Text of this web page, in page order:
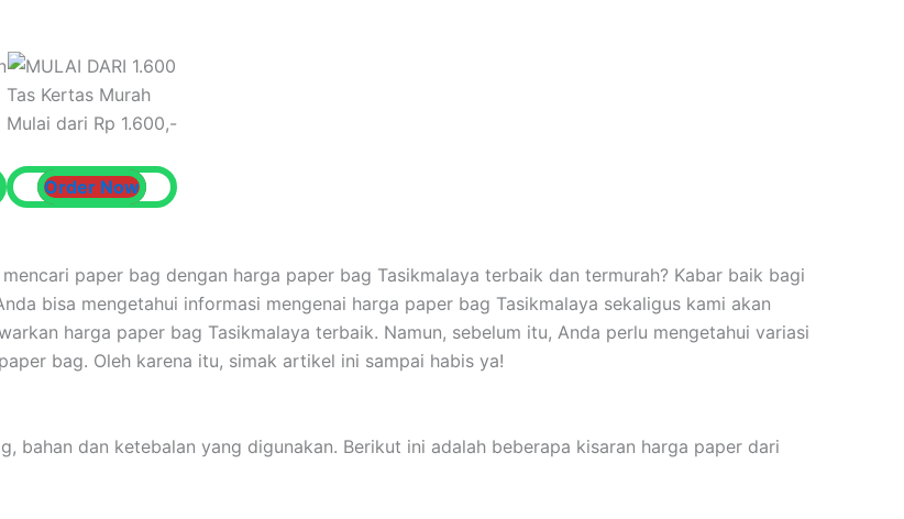
Tas Kertas Murah
Mulai dari Rp 1.600,-
Order Now
paper bag dengan harga paper bag Tasikmalaya terbaik dan termurah? Kabar baik bagi
bisa mengetahui informasi mengenai harga paper bag Tasikmalaya sekaligus kami akan
harga paper bag Tasikmalaya terbaik. Namun, sebelum itu, Anda perlu mengetahui variasi
bag. Oleh karena itu, simak artikel ini sampai habis ya!
bahan dan ketebalan yang digunakan. Berikut ini adalah beberapa kisaran harga paper dari